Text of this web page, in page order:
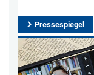
Pressespiegel